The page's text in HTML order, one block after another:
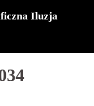
Iluzja